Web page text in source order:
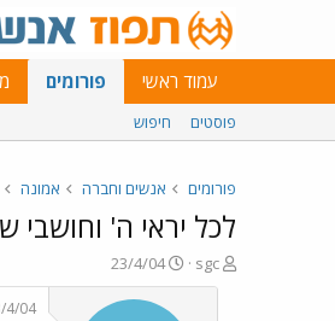
עמוד ראשי פורומים
פוסטים חיפוש
פורומים אנשים וחברה אמונה
לכל יראי ה' וחושבי
פ
ו
sgc
פ
ו
ר
23/4/04
4/04